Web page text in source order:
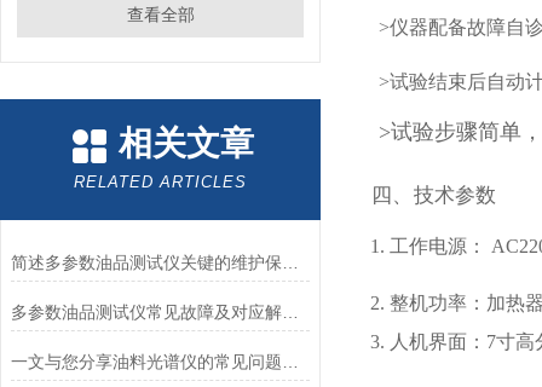
查看全部
相关文章
RELATED ARTICLES
多参数油品测试仪常见故障及对应解决办法大公开
>仪器配备故障自
>试验结束后自动
>试验步骤简单，
四、 技术参数
1. 工作电源：
2. 整机功率：加热
3. 人机界面：7寸